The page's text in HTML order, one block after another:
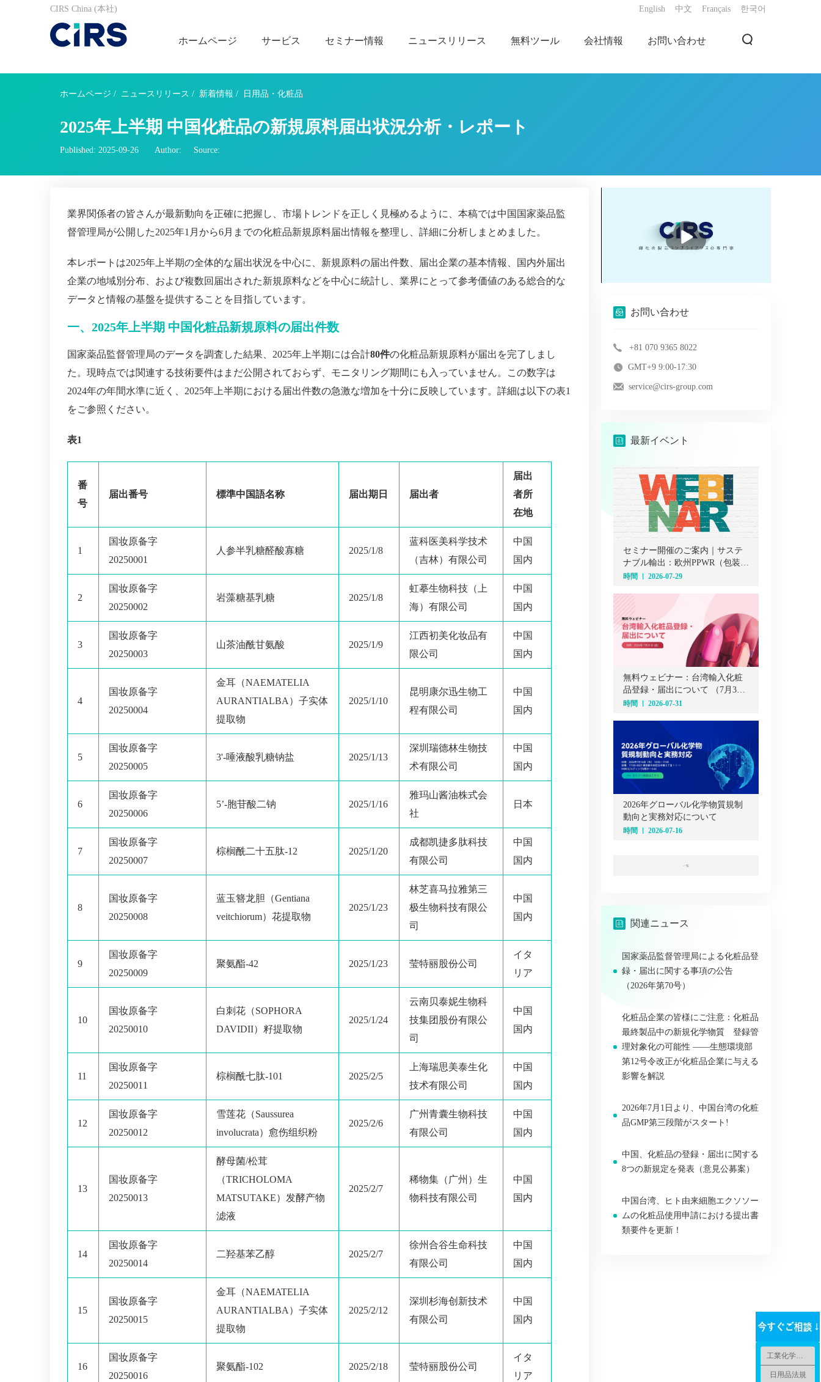
CIRS China (本社) English 中文 Français 한국어
ホームページ サービス セミナー情報 ニュースリリース 無料ツール 会社情報 お問い合わせ
ホームページ / ニュースリリース / 新着情報 / 日用品・化粧品
2025年上半期 中国化粧品の新規原料届出状況分析・レポート
Published: 2025-09-26 Author: Source:
業界関係者の皆さんが最新動向を正確に把握し、市場トレンドを正しく見極めるように、本稿では中国国家薬品監
督管理局が公開した2025年1月から6月までの化粧品新規原料届出情報を整理し、詳細に分析しまとめました。
本レポートは2025年上半期の全体的な届出状況を中心に、新規原料の届出件数、届出企業の基本情報、国内外届出
企業の地域別分布、および複数回届出された新規原料などを中心に統計し、業界にとって参考価値のある総合的な
データと情報の基盤を提供することを目指しています。
一、2025年上半期 中国化粧品新規原料の届出件数
国家薬品監督管理局のデータを調査した結果、2025年上半期には合計80件の化粧品新規原料が届出を完了しまし
た。現時点では関連する技術要件はまだ公開されておらず、モニタリング期間にも入っていません。この数字は
2024年の年間水準に近く、2025年上半期における届出件数の急激な増加を十分に反映しています。詳細は以下の表1
をご参照ください。
表1
番
号
届出番号 標準中国語名称 届出期日 届出者
届出
者所
在地
1
国妆原备字
20250001
人参半乳糖醛酸寡糖 2025/1/8
蓝科医美科学技术
（吉林）有限公司
中国
国内
2
国妆原备字
20250002
岩藻糖基乳糖 2025/1/8
虹摹生物科技（上
海）有限公司
中国
国内
3
国妆原备字
20250003
山茶油酰甘氨酸 2025/1/9
江西初美化妆品有
限公司
中国
国内
4
国妆原备字
20250004
金耳（NAEMATELIA
AURANTIALBA）子实体
提取物
2025/1/10
昆明康尔迅生物工
程有限公司
中国
国内
5
国妆原备字
20250005
3'-唾液酸乳糖钠盐 2025/1/13
深圳瑞德林生物技
术有限公司
中国
国内
6
国妆原备字
20250006
5’-胞苷酸二钠 2025/1/16
雅玛山酱油株式会
社
日本
7
国妆原备字
20250007
棕榈酰二十五肽-12 2025/1/20
成都凯捷多肽科技
有限公司
中国
国内
8
国妆原备字
20250008
蓝玉簪龙胆（Gentiana
veitchiorum）花提取物
2025/1/23
林芝喜马拉雅第三
极生物科技有限公
司
中国
国内
9
国妆原备字
20250009
聚氨酯-42 2025/1/23 莹特丽股份公司
イタ
リア
10
国妆原备字
20250010
白刺花（SOPHORA
DAVIDII）籽提取物
2025/1/24
云南贝泰妮生物科
技集团股份有限公
司
中国
国内
11
国妆原备字
20250011
棕榈酰七肽-101 2025/2/5
上海瑞思美泰生化
技术有限公司
中国
国内
12
国妆原备字
20250012
雪莲花（Saussurea
involucrata）愈伤组织粉
2025/2/6
广州青囊生物科技
有限公司
中国
国内
13
国妆原备字
20250013
酵母菌/松茸
（TRICHOLOMA
MATSUTAKE）发酵产物
滤液
2025/2/7
稀物集（广州）生
物科技有限公司
中国
国内
14
国妆原备字
20250014
二羟基苯乙醇 2025/2/7
徐州合谷生命科技
有限公司
中国
国内
15
国妆原备字
20250015
金耳（NAEMATELIA
AURANTIALBA）子实体
提取物
2025/2/12
深圳杉海创新技术
有限公司
中国
国内
16
国妆原备字
20250016
聚氨酯-102 2025/2/18 莹特丽股份公司
イタ
リア
播
放
お問い合わせ
+81 070 9365 8022
GMT+9 9:00-17:30
service@cirs-group.com
最新イベント
セミナー開催のご案内｜サステ
ナブル輸出：欧州PPWR（包装・
包装廃棄物規則）オンラインセ
時間 2026-07-29
無料ウェビナー：台湾輸入化粧
品登録・届出について （7月31
日）
時間 2026-07-31
2026年グローバル化学物質規制
動向と実務対応について
時間 2026-07-16
一覧
関連ニュース
国家薬品監督管理局による化粧品登
録・届出に関する事項の公告
（2026年第70号）
化粧品企業の皆様にご注意：化粧品
最終製品中の新規化学物質 登録管
理対象化の可能性 ――生態環境部
第12号令改正が化粧品企業に与える
影響を解説
2026年7月1日より、中国台湾の化粧
品GMP第三段階がスタート!
中国、化粧品の登録・届出に関する
8つの新規定を発表（意見公募案）
中国台湾、ヒト由来細胞エクソソー
ムの化粧品使用申請における提出書
類要件を更新！
工業化学品法規
日用品法規